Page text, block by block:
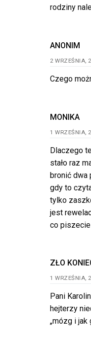
rodziny
ANONIM
2 WRZEŚNIA,
Czego
MONIKA
1 WRZEŚNIA,
Dlaczego
stało raz
bronić dwa
gdy to
tylko
jest
co piszecie
ZŁO
1 WRZEŚNIA,
Pani
hejterzy
„mózg i jak